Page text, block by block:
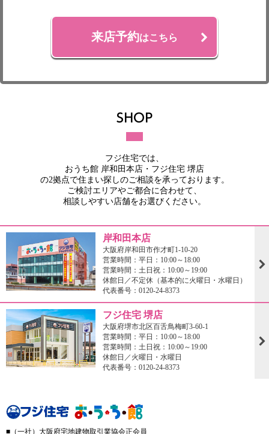
来店予約はこちら
フジ住宅では、
おうち館 岸和田本店・フジ住宅 堺店
の2拠点で住まい探しのご相談を承っております。
ご検討エリアやご都合に合わせて、
相談しやすい店舗をお選びください。
岸和田本店
大阪府岸和田市作才町1-10-20
営業時間：平日：10:00～18:00
営業時間：土日祝：10:00～19:00
休館日／不定休（基本的に火曜日・水曜日）
代表番号：0120-24-8373
フジ住宅 堺店
大阪府堺市北区百舌鳥梅町3-60-1
営業時間：平日：10:00～18:00
営業時間：土日祝：10:00～19:00
休館日／火曜日・水曜日
代表番号：0120-24-8373
■（一社）大阪府宅地建物取引業協会正会員